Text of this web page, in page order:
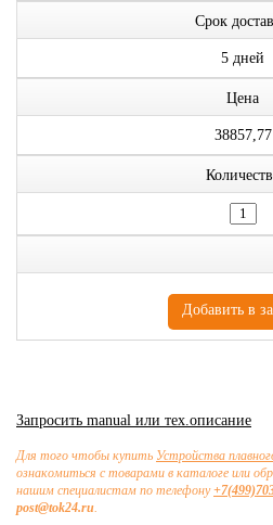
Срок
5 дней
Цена
38857,77
Запросить manual или тех.описание
Для того чтобы купить Устройства
ознакомиться с товарами в каталоге или
нашим специалистам по телефону
post@tok24.ru.